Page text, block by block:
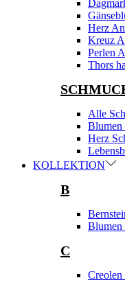
Herz
Kreuz
Perlen
Thors
Alle
Blumen
Herz
KOLLEKTION
B
C